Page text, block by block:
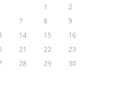
1
2
7 8
9
14 15
16
21 22
23
28 29
30